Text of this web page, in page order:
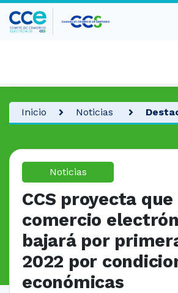
Inicio Noticias
Noticias
CCS proyecta que
comercio
bajará por
2022 por
económicas